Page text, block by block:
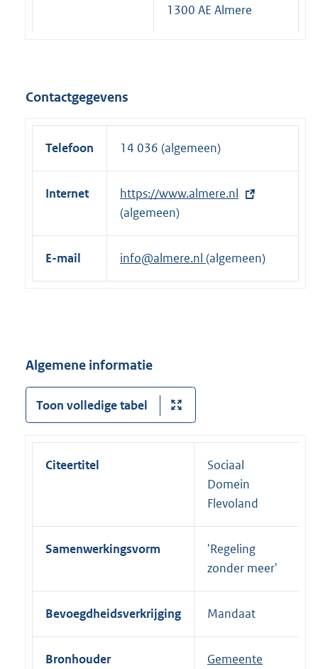
1300 AE Almere
Contactgegevens
Telefoon 14 036 (algemeen)
Internet
E
x
t
e
n
n
k
:
https://www.almere.nl
(algemeen)
E-mail info@almere.nl (algemeen)
Algemene informatie
Toon volledige tabel
Citeertitel
Sociaal
Domein
Flevoland
Samenwerkingsvorm
'Regeling
zonder meer'
Bevoegdheidsverkrijging Mandaat
Bronhouder
Gemeente